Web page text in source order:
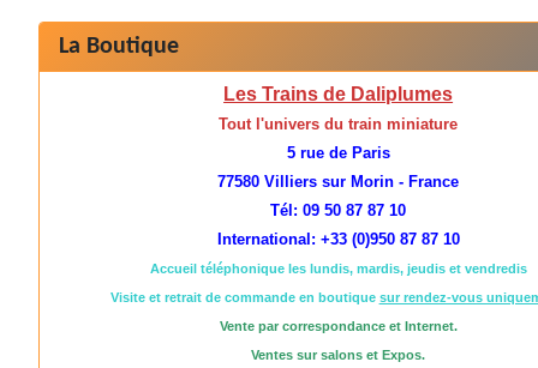
La Boutique
Les Trains de Daliplumes
Tout l'univers du train miniature
5 rue de Paris
77580 Villiers sur Morin - France
Tél: 09 50 87 87 10
International: +33 (0)950 87 87 10
Accueil téléphonique les lundis, mardis, jeudis et vendredis
Visite et retrait de commande en boutique sur rendez-vous
Vente par correspondance et Internet.
Ventes sur salons et Expos.